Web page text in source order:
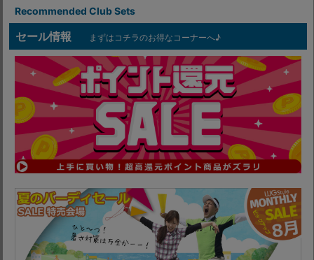
Recommended Club Sets
セール情報 まずはコチラのお得なコーナーへ♪